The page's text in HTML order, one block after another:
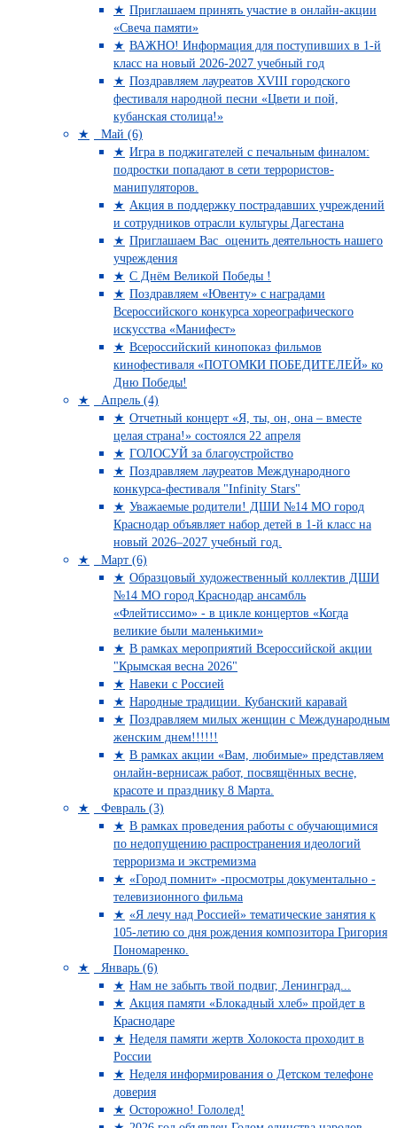
Приглашаем принять участие в онлайн-акции
«Свеча памяти»
ВАЖНО! Информация для поступивших в 1-й
класс на новый 2026-2027 учебный год
Поздравляем лауреатов XVIII городского
фестиваля народной песни «Цвети и пой,
кубанская столица!»
Май (6)
Игра в поджигателей с печальным финалом:
подростки попадают в сети террористов-
манипуляторов.
Акция в поддержку пострадавших учреждений
и сотрудников отрасли культуры Дагестана
Приглашаем Вас оценить деятельность нашего
учреждения
C Днём Великой Победы !
Поздравляем «Ювенту» с наградами
Всероссийского конкурса хореографического
искусства «Манифест»
Всероссийский кинопоказ фильмов
кинофестиваля «ПОТОМКИ ПОБЕДИТЕЛЕЙ» ко
Дню Победы!
Апрель (4)
Отчетный концерт «Я, ты, он, она – вместе
целая страна!» состоялся 22 апреля
ГОЛОСУЙ за благоустройство
Поздравляем лауреатов Международного
конкурса-фестиваля "Infinity Stars"
Уважаемые родители! ДШИ №14 МО город
Краснодар объявляет набор детей в 1-й класс на
новый 2026–2027 учебный год.
Март (6)
Образцовый художественный коллектив ДШИ
№14 МО город Краснодар ансамбль
«Флейтиссимо» - в цикле концертов «Когда
великие были маленькими»
В рамках мероприятий Всероссийской акции
"Крымская весна 2026"
Навеки с Россией
Народные традиции. Кубанский каравай
Поздравляем милых женщин с Международным
женским днем!!!!!!
В рамках акции «Вам, любимые» представляем
онлайн-вернисаж работ, посвящённых весне,
красоте и празднику 8 Марта.
Февраль (3)
В рамках проведения работы с обучающимися
по недопущению распространения идеологий
терроризма и экстремизма
«Город помнит» -просмотры документально -
телевизионного фильма
«Я лечу над Россией» тематические занятия к
105-летию со дня рождения композитора Григория
Пономаренко.
Январь (6)
Нам не забыть твой подвиг, Ленинград...
Акция памяти «Блокадный хлеб» пройдет в
Краснодаре
Неделя памяти жертв Холокоста проходит в
России
Неделя информирования о Детском телефоне
доверия
Осторожно! Гололед!